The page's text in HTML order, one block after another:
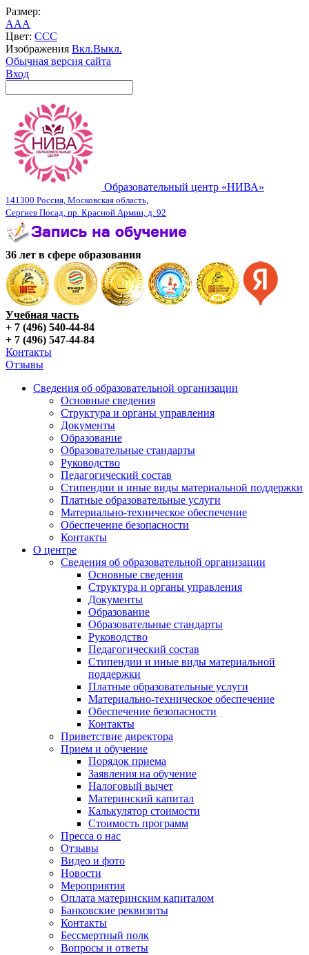
Размер:
AAA
Цвет: CCC
Изображения Вкл.Выкл.
Обычная версия сайта
Вход
Образовательный центр «НИВА»
141300 Россия, Московская область,
Сергиев Посад, пр. Красной Армии, д. 92
36 лет в сфере образования
Учебная часть
+ 7 (496) 540-44-84
+ 7 (496) 547-44-84
Контакты
Отзывы
Сведения об образовательной организации
Основные сведения
Структура и органы управления
Документы
Образование
Образовательные стандарты
Руководство
Педагогический состав
Стипендии и иные виды материальной поддержки
Платные образовательные услуги
Материально-техническое обеспечение
Обеспечение безопасности
Контакты
О центре
Сведения об образовательной организации
Основные сведения
Структура и органы управления
Документы
Образование
Образовательные стандарты
Руководство
Педагогический состав
Стипендии и иные виды материальной
поддержки
Платные образовательные услуги
Материально-техническое обеспечение
Обеспечение безопасности
Контакты
Приветствие директора
Прием и обучение
Порядок приема
Заявления на обучение
Налоговый вычет
Материнский капитал
Калькулятор стоимости
Стоимость программ
Пресса о нас
Отзывы
Видео и фото
Новости
Мероприятия
Оплата материнским капиталом
Банковские реквизиты
Контакты
Бессмертный полк
Вопросы и ответы